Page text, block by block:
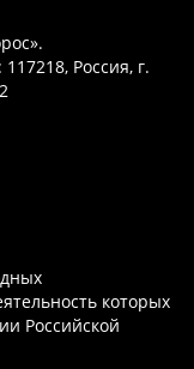
Россия, г.
которых
Российской